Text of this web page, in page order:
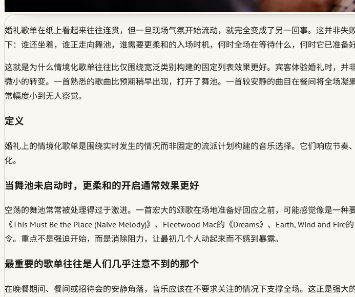
婚礼歌单在纸上看起来往往连贯，但一旦现场气氛开始流动，就完全变成了另一回事。这并非
下：谁还坐着，谁正走向舞池，谁需要更柔和的入场时机，何时全场在等待什么，何时它已准备
这就是为什么情境化歌单往往比仅围绕宽泛类别构建的固定列表效果更好。宾客体验婚礼时，
微小的转变。一首熟悉的歌曲比预期稍早出现，打开了舞池。一首较安静的曲目在餐间将全场
常幅度小到无人察觉。
定义
婚礼上的情境化歌单是围绕实时发生的情况而非固定的流派计划构建的音乐选择。它们响应节
化。
当舞池未启动时，更柔和的开启通常效果更好
空荡的舞池常常被处理得过于激进。一首宏大的颂歌在场地准备好回应之前，可能感觉像是一
《This Must Be the Place (Naive Melody)》、Fleetwood Mac的《Dreams》、Earth, Wind and
令。重点不是强迫开始，而是消除阻力，让最初几个人动起来而不感到暴露。
最重要的歌单往往是人们几乎注意不到的那个
在晚餐期间、餐间或招待会的安静角落，音乐应该在不要求关注的情况下支撑全场。这正是强大